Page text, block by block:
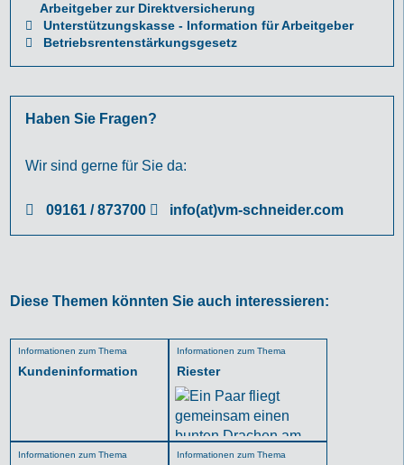
Arbeitgeber zur Direktversicherung
Unterstützungskasse - Information für Arbeitgeber
Betriebsrentenstärkungsgesetz
Haben Sie Fragen?
Wir sind gerne für Sie da:
09161 / 873700 info(at)vm-schneider.com
Diese Themen könnten Sie auch interessieren:
Informationen zum Thema
Kundeninformation
Informationen zum Thema
Riester
Informationen zum Thema Informationen zum Thema